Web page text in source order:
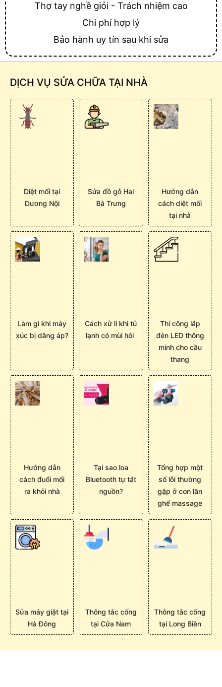
Thợ tay nghề giỏi - Trách nhiệm cao
Chi phí hợp lý
Bảo hành uy tín sau khi sửa
DỊCH VỤ SỬA CHỮA TẠI NHÀ
Diệt mối tại
Dương Nội
Sửa đồ gỗ Hai
Bà Trưng
Hướng dẫn
cách diệt mối
tại nhà
Làm gì khi máy
xúc bị dâng áp?
Cách xử lí khi tủ
lạnh có mùi hôi
Thi công lắp
đèn LED thông
minh cho cầu
thang
Hướng dẫn
cách đuổi mối
ra khỏi nhà
Tại sao loa
Bluetooth tự tắt
nguồn?
Tổng hợp một
số lỗi thường
gặp ở con lăn
ghế massage
Sửa máy giặt tại
Hà Đông
Thông tắc cống
tại Cửa Nam
Thông tắc cống
tại Long Biên